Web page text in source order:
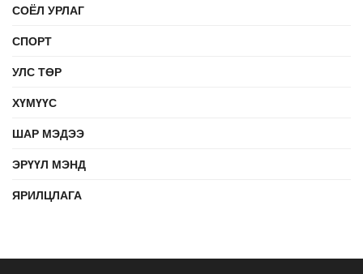
СОЁЛ УРЛАГ
СПОРТ
УЛС ТӨР
ХҮМҮҮС
ШАР МЭДЭЭ
ЭРҮҮЛ МЭНД
ЯРИЛЦЛАГА